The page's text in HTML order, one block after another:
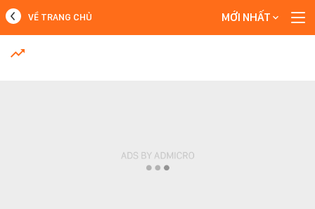
MỚI NHẤT
VỀ TRANG CHỦ MỚI NHẤT